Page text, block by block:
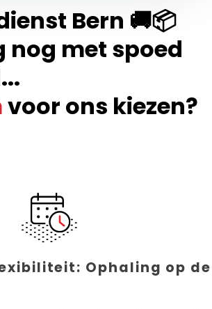
Bern 🚚📦
nog met spoed
voor ons kiezen?
Ophaling op de